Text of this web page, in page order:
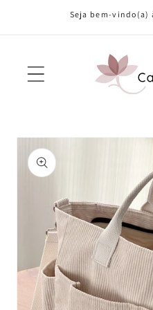
Seja bem-vindo(a)
informação
do produto